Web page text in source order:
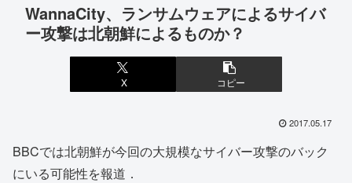
WannaCity、ランサムウェアによるサイバ
ー攻撃は北朝鮮によるものか？
X コピー
2017.05.17
BBCでは北朝鮮が今回の大規模なサイバー攻撃のバック
にいる可能性を報道．